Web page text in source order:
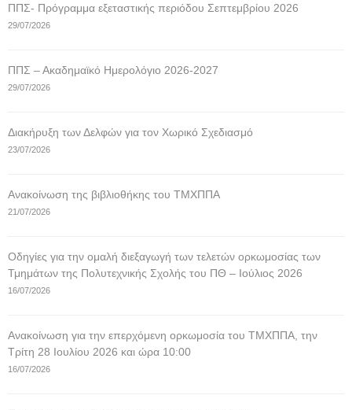
ΠΠΣ- Πρόγραμμα εξεταστικής περιόδου Σεπτεμβρίου 2026
29/07/2026
ΠΠΣ – Ακαδημαϊκό Ημερολόγιο 2026-2027
29/07/2026
Διακήρυξη των Δελφών για τον Χωρικό Σχεδιασμό
23/07/2026
Ανακοίνωση της βιβλιοθήκης του ΤΜΧΠΠΑ
21/07/2026
Οδηγίες για την ομαλή διεξαγωγή των τελετών ορκωμοσίας των
Τμημάτων της Πολυτεχνικής Σχολής του ΠΘ – Ιούλιος 2026
16/07/2026
Ανακοίνωση για την επερχόμενη ορκωμοσία του ΤΜΧΠΠΑ, την
Τρίτη 28 Ιουλίου 2026 και ώρα 10:00
16/07/2026